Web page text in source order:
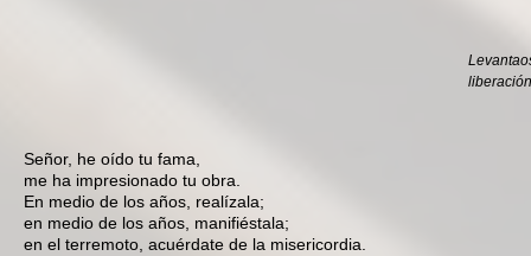
Señor, he oído tu fama,
me ha impresionado tu obra.
En medio de los años, realízala;
en medio de los años, manifiéstala;
en el terremoto, acuérdate de la misericordia.